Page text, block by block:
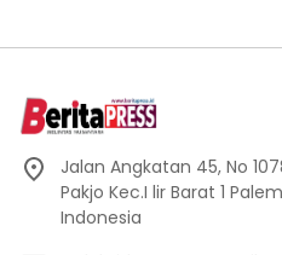
Jalan Angkatan 45, No
Pakjo Kec.I lir Barat 1
Indonesia